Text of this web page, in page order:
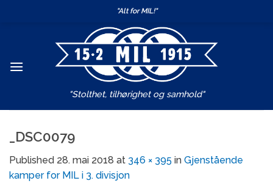
"Alt for MIL!"
"Stolthet, tilhørighet og samhold"
_DSC0079
Published 28. mai 2018 at 346 × 395 in Gjenstående
kamper for MIL i 3. divisjon